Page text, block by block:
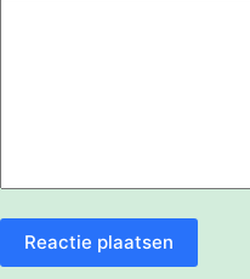
Reactie plaatsen